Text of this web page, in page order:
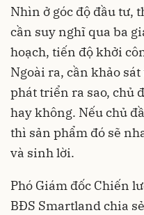
Nhìn ở góc độ đầu tư,
cần suy nghĩ qua ba
hoạch, tiến độ khởi
Ngoài ra, cần khảo
phát triển ra sao, chủ
hay không. Nếu chủ
thì sản phẩm đó sẽ
và sinh lời.
Phó Giám đốc Chiến
BĐS Smartland chia